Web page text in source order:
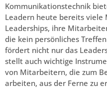
Kommunikationstechnik
Leadern heute bereits viele
Leaderships, ihre
die kein persönliches
fördert nicht nur das
stellt auch wichtige
von Mitarbeitern, die zum
arbeiten, aus der Ferne zu